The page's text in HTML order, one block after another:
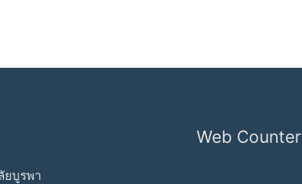
ยบูรพา
Web Counter